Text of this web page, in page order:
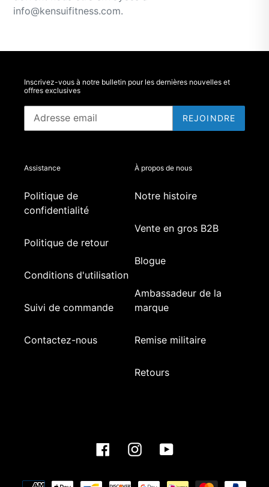
info@kensuifitness.com.
Inscrivez-vous à notre bulletin pour les dernières nouvelles et
offres exclusives
REJOINDRE
Assistance
Politique de
confidentialité
Politique de retour
Conditions d'utilisation
Suivi de commande
Contactez-nous
À propos de nous
Notre histoire
Vente en gros B2B
Blogue
Ambassadeur de la
marque
Remise militaire
Retours
FacebookInstagramYouTube
Méthodes